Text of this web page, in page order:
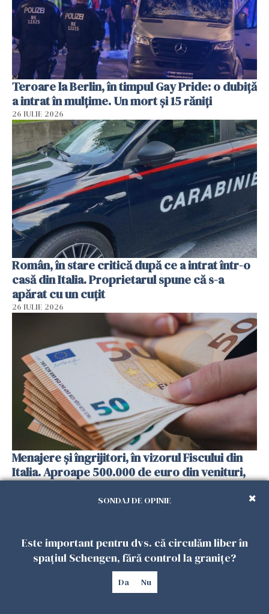
Teroare la Berlin, în timpul Gay Pride: o dubiță
a intrat în mulțime. Un mort și 15 răniți
26 IULIE 2026
Român, în stare critică după ce a intrat într-o
casă din Italia. Proprietarul spune că s-a
apărat cu un cuțit
26 IULIE 2026
Menajere și îngrijitori, în vizorul Fiscului din
Italia. Aproape 500.000 de euro din venituri,
SONDAJ DE OPINIE
Este important pentru dvs. că circulăm liber în
spațiul Schengen, fără control la granițe?
Da Nu